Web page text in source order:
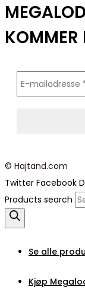
KOMMER
© Hajtand.com
Twitter Facebook
Products search
Se alle
Kjøp